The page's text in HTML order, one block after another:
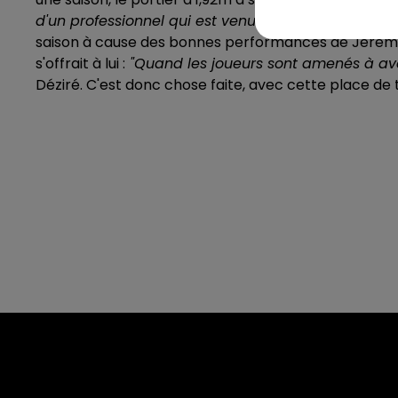
d'un professionnel qui est venu pour progresser
saison à cause des bonnes performances de
s'offrait à lui : "Quand les joueurs sont amenés à
Déziré. C'est donc chose faite, avec cette place